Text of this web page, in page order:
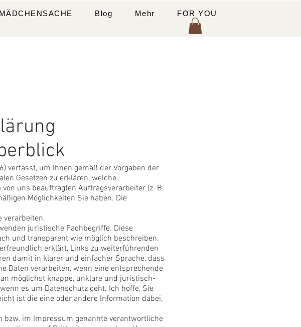
MÄDCHENSACHE Blog Mehr FOR YOU
verfasst, um Ihnen gemäß der Vorgaben der
Gesetzen zu erklären, welche
uns beauftragten Auftragsverarbeiter (z. B.
Möglichkeiten Sie haben. Die
verarbeiten.
juristische Fachbegriffe. Diese
und transparent wie möglich beschreiben.
erklärt, Links zu weiterführenden
damit in klarer und einfacher Sprache, dass
Daten verarbeiten, wenn eine entsprechende
möglichst knappe, unklare und juristisch-
es um Datenschutz geht. Ich hoffe, Sie
ist die eine oder andere Information dabei,
im Impressum genannte verantwortliche